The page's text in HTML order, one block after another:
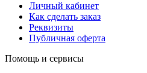
Личный кабинет
Как сделать заказ
Реквизиты
Публичная оферта
Помощь и сервисы